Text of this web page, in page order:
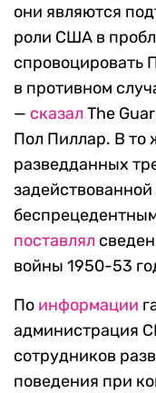
они являются
роли США в
спровоцировать
в противном
— сказал The
Пол Пиллар. В то
разведданных
поставлял
войны 1950-53
По информации
администрация
сотрудников
поведения при